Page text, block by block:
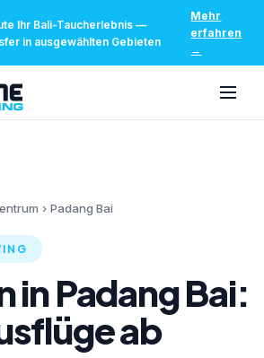
Ihr Bali-Taucherlebnis —
in ausgewählten Gebieten
Mehr
erfahren
→
› Padang Bai
in Padang Bai:
ab